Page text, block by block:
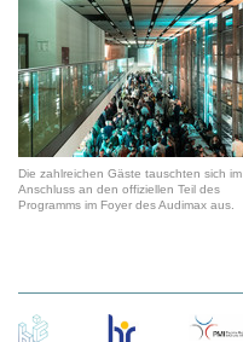
Die zahlreichen Gäste tauschten sich im
Anschluss an den offiziellen Teil des
Programms im Foyer des Audimax aus.